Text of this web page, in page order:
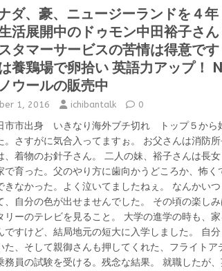
ダ、豪、ニュージーランドを４年
活展開中のドゥモン中田裕子さ
タマーサービスの苦情は得意です
養鶏場で卵拾い 英語力アップ！
ウールの販売中
1, 2016 ichibantalk 0
市市出身 いきなり海外ブチ切れ トップ５から
。さすがに気合入ってますぉ。 お父さんは消防所
、着物のお針子さん。 二人の妹、裕子さんは長女
で育った。父のやり方に歯向かうどころか、怖く
きなかった。よく泣いてましたねぇ。 なんかい
、自分の色が出せませんでした。 その頃の楽しみ
リーのテレビを見ること。 大学の進学の時も、家
ですけど、結局地元の短大に入学しました。 自
た、そして親御さんも押してくれた、フライトア
務員の試験を受ける。残念な結果。 就職したが